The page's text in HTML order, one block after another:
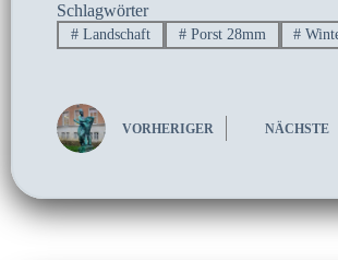
Schlagwörter
#Landschaft #Porst 28mm #
VORHERIGER NÄCHSTE